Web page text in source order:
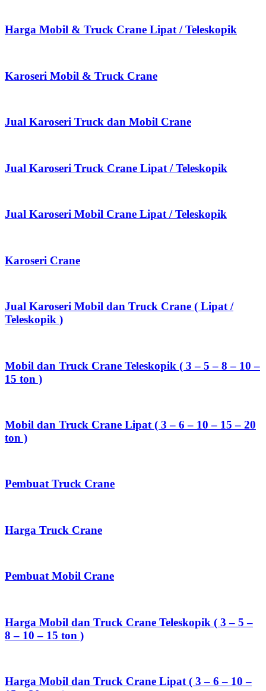
Harga Mobil & Truck Crane Lipat / Teleskopik
Karoseri Mobil & Truck Crane
Jual Karoseri Truck dan Mobil Crane
Jual Karoseri Truck Crane Lipat / Teleskopik
Jual Karoseri Mobil Crane Lipat / Teleskopik
Karoseri Crane
Jual Karoseri Mobil dan Truck Crane ( Lipat /
Teleskopik )
Mobil dan Truck Crane Teleskopik ( 3 – 5 – 8 – 10 –
15 ton )
Mobil dan Truck Crane Lipat ( 3 – 6 – 10 – 15 – 20
ton )
Pembuat Truck Crane
Harga Truck Crane
Pembuat Mobil Crane
Harga Mobil dan Truck Crane Teleskopik ( 3 – 5 –
8 – 10 – 15 ton )
Harga Mobil dan Truck Crane Lipat ( 3 – 6 – 10 –